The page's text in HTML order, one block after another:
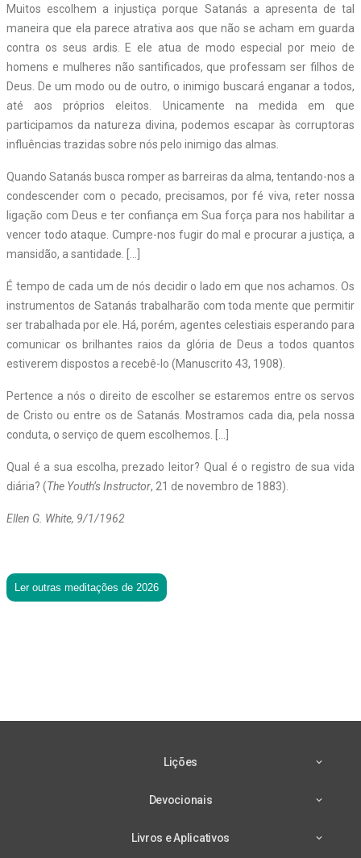
Muitos escolhem a injustiça porque Satanás a apresenta de tal
maneira que ela parece atrativa aos que não se acham em guarda
contra os seus ardis. E ele atua de modo especial por meio de
homens e mulheres não santificados, que professam ser filhos de
Deus. De um modo ou de outro, o inimigo buscará enganar a todos,
até aos próprios eleitos. Unicamente na medida em que
participamos da natureza divina, podemos escapar às corruptoras
influências trazidas sobre nós pelo inimigo das almas.
Quando Satanás busca romper as barreiras da alma, tentando-nos a
condescender com o pecado, precisamos, por fé viva, reter nossa
ligação com Deus e ter confiança em Sua força para nos habilitar a
vencer todo ataque. Cumpre-nos fugir do mal e procurar a justiça, a
mansidão, a santidade. […]
É tempo de cada um de nós decidir o lado em que nos achamos. Os
instrumentos de Satanás trabalharão com toda mente que permitir
ser trabalhada por ele. Há, porém, agentes celestiais esperando para
comunicar os brilhantes raios da glória de Deus a todos quantos
estiverem dispostos a recebê-lo (Manuscrito 43, 1908).
Pertence a nós o direito de escolher se estaremos entre os servos
de Cristo ou entre os de Satanás. Mostramos cada dia, pela nossa
conduta, o serviço de quem escolhemos. […]
Qual é a sua escolha, prezado leitor? Qual é o registro de sua vida
diária? (The Youth’s Instructor, 21 de novembro de 1883).
Ellen G. White, 9/1/1962
Ler outras meditações de 2026
Lições
Devocionais
Livros e Aplicativos